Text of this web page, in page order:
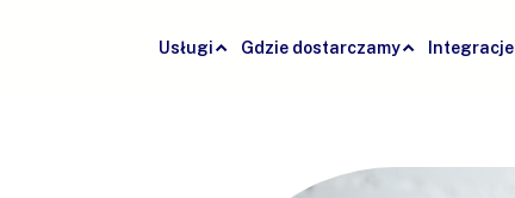
Usługi Gdzie dostarczamy Integracje